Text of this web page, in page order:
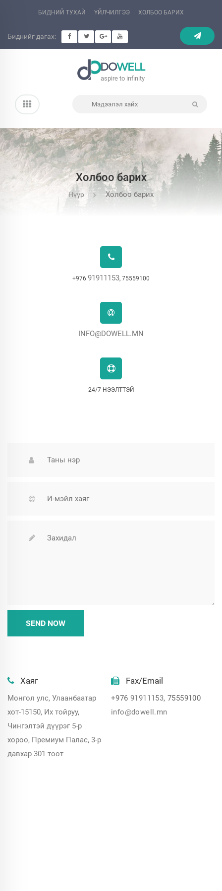
БИДНИЙ ТУХАЙ ҮЙЛЧИЛГЭЭ ХОЛБОО БАРИХ
Биднийг дагах:
DOWELL
aspire to infinity
Холбоо барих
Нүүр Холбоо барих
+976 91911153, 75559100
INFO@DOWELL.MN
24/7 НЭЭЛТТЭЙ
SEND NOW
Хаяг
Монгол улс, Улаанбаатар
хот-15150, Их тойруу,
Чингэлтэй дүүрэг 5-р
хороо, Премиум Палас, 3-р
давхар 301 тоот
Fax/Email
+976 91911153, 75559100
info@dowell.mn